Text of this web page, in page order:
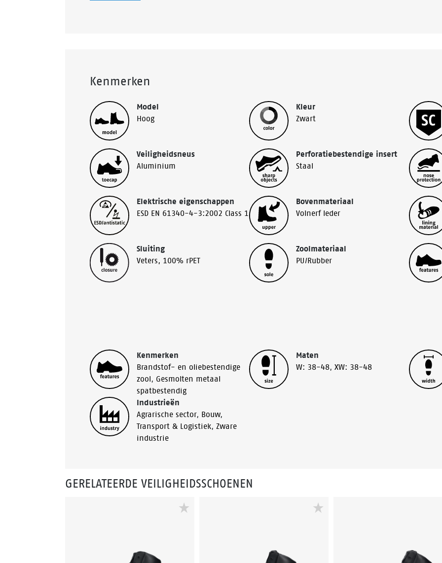
Kenmerken
Model
Hoog
Kleur
Zwart
Veiligheidsneus
Aluminium
Perforatiebestendige insert
Staal
Elektrische eigenschappen
ESD EN 61340-4-3:2002 Class 1
Bovenmateriaal
Volnerf leder
Sluiting
Veters, 100% rPET
Zoolmateriaal
PU/Rubber
Kenmerken
Brandstof- en oliebestendige
zool, Gesmolten metaal
spatbestendig
Maten
W: 38-48,XW: 38-48
Industrieën
Agrarische sector, Bouw,
Transport & Logistiek, Zware
industrie
GERELATEERDE VEILIGHEIDSSCHOENEN